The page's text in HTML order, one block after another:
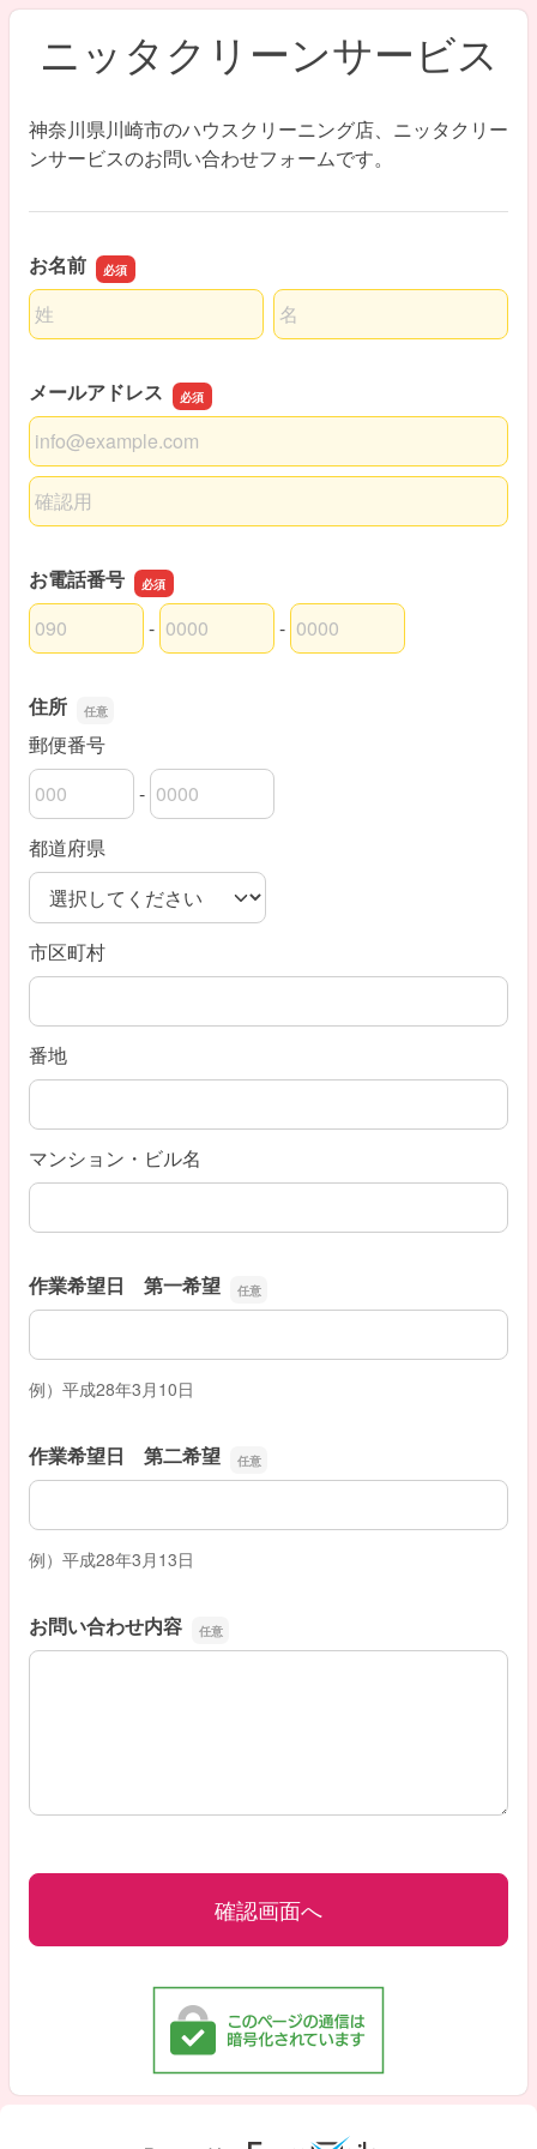
ニッタクリーンサービス
神奈川県川崎市のハウスクリーニング店、ニッタクリー
ンサービスのお問い合わせフォームです。
お名前
名前の姓
名前の名
メールアドレス
メールアドレス
メールアドレスの確認用
お電話番号
お電話番号の市外局番
-
お電話番号の市内局番 -
お電話番号の加入者番号
住所
郵便番号
郵便番号の上3桁
-
郵便番号の下4桁
都道府県
市区町村
番地
マンション・ビル名
作業希望日 第一希望
作業希望日 第一希望
例）平成28年3月10日
作業希望日 第二希望
作業希望日 第二希望
例）平成28年3月13日
お問い合わせ内容
お問い合わせ内容